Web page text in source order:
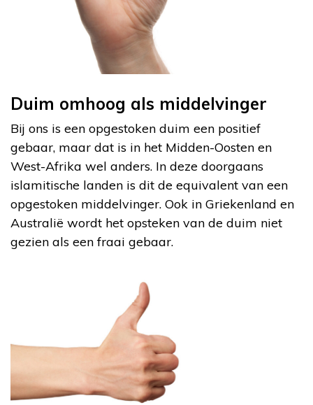
Duim omhoog als middelvinger
Bij ons is een opgestoken duim een positief
gebaar, maar dat is in het Midden-Oosten en
West-Afrika wel anders. In deze doorgaans
islamitische landen is dit de equivalent van een
opgestoken middelvinger. Ook in Griekenland en
Australië wordt het opsteken van de duim niet
gezien als een fraai gebaar.